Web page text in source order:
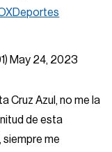
May 24, 2023
Cruz Azul, no me la
de esta
siempre me